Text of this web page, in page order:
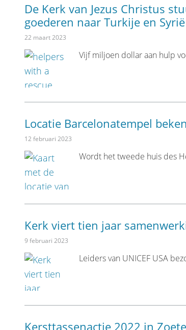
De Kerk van Jezus Christus
goederen naar Turkije en Syrië
22 maart 2023
Vijf miljoen dollar aan hulp
Locatie Barcelonatempel
12 februari 2023
Wordt het tweede huis des
Kerk viert tien jaar
9 februari 2023
Leiders van UNICEF USA
Kersttassenactie 2022 in